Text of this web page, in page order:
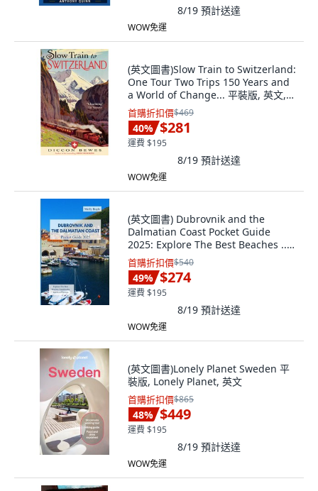
8/19 預計送達
WOW免運
(英文圖書)Slow Train to Switzerland:
One Tour Two Trips 150 Years and
a World of Change... 平裝版, 英文,
John Murray Business
首購折扣價$469
40% $281
運費 $195
8/19 預計送達
WOW免運
(英文圖書) Dubrovnik and the
Dalmatian Coast Pocket Guide
2025: Explore The Best Beaches ...
平裝版, Independently Published,
英文
首購折扣價$540
49% $274
運費 $195
8/19 預計送達
WOW免運
(英文圖書)Lonely Planet Sweden 平
裝版, Lonely Planet, 英文
首購折扣價$865
48% $449
運費 $195
8/19 預計送達
WOW免運